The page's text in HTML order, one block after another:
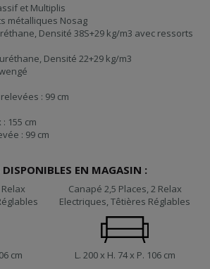
et Multiplis
métalliques Nosag
Densité 38S+29 kg/m3 avec ressorts
Densité 22+29 kg/m3
: 99 cm
155 cm
: 99 cm
DISPONIBLES EN MAGASIN :
cm
Canapé 2,5 Places, 2 Relax
Electriques, Têtières Réglables
L. 200 x H. 74 x P. 106 cm